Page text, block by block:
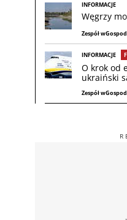
INFORMACJE
Węgrzy
Zespół
INFORMACJE
O krok od
ukraiński
Zespół